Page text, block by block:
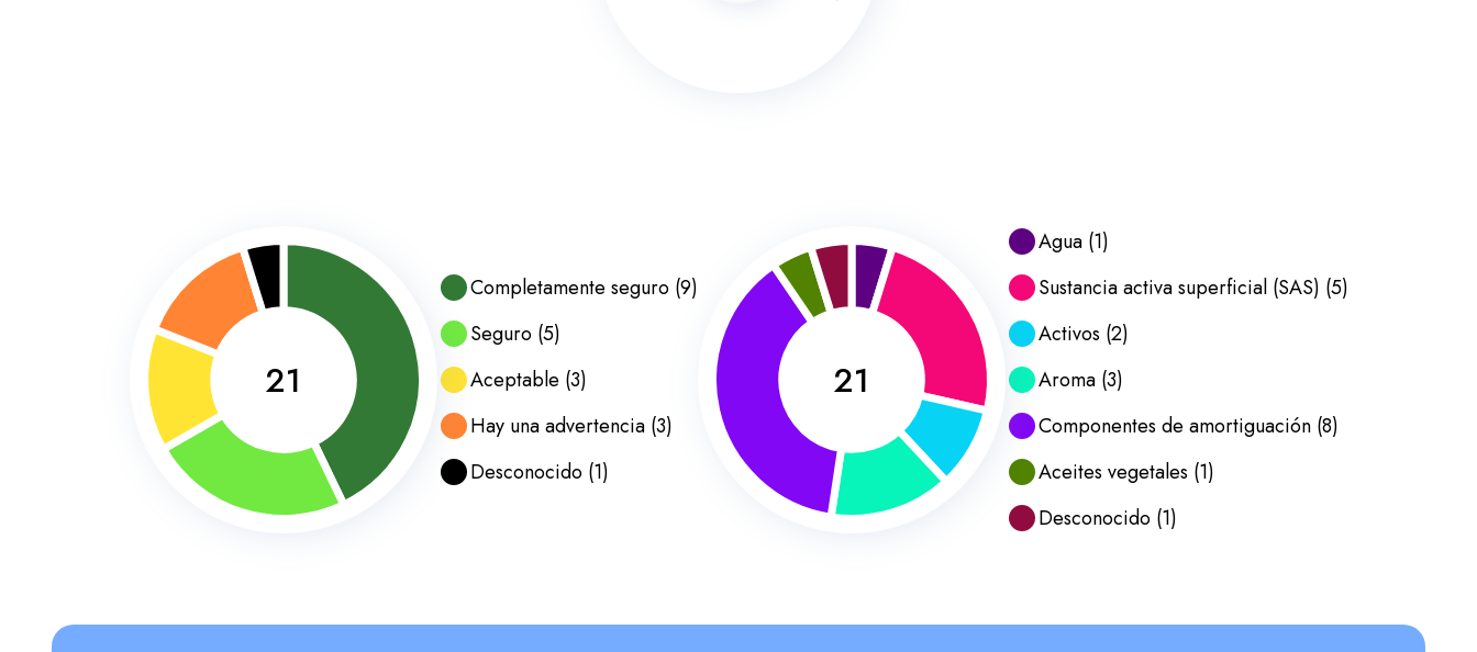
21
Completamente seguro(9)
Seguro(5)
Aceptable (3)
Hay una advertencia(3)
Desconocido(1)
21
Agua(1)
Sustancia activa superficial (SAS) (5)
Activos (2)
Aroma(3)
Componentes de amortiguación(8)
Aceites vegetales (1)
Desconocido(1)